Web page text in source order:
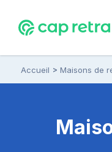
Accueil Maisons de